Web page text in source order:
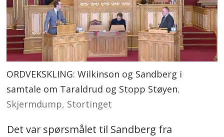
ORDVEKSKLING: Wilkinson og Sandberg i
samtale om Taraldrud og Stopp Støyen.
Skjermdump, Stortinget
Det var spørsmålet til Sandberg fra